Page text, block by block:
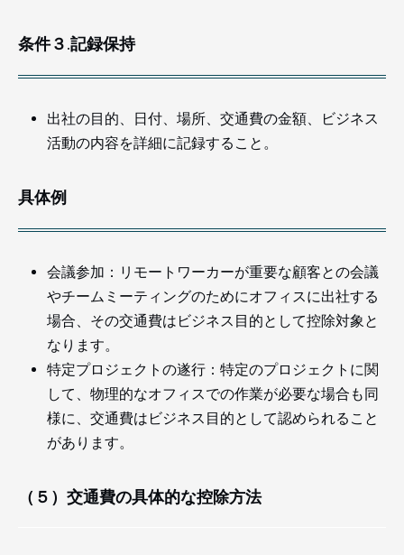
条件３.記録保持
出社の目的、日付、場所、交通費の金額、ビジネス
活動の内容を詳細に記録すること。
具体例
会議参加：リモートワーカーが重要な顧客との会議
やチームミーティングのためにオフィスに出社する
場合、その交通費はビジネス目的として控除対象と
なります。
特定プロジェクトの遂行：特定のプロジェクトに関
して、物理的なオフィスでの作業が必要な場合も同
様に、交通費はビジネス目的として認められること
があります。
（５）交通費の具体的な控除方法